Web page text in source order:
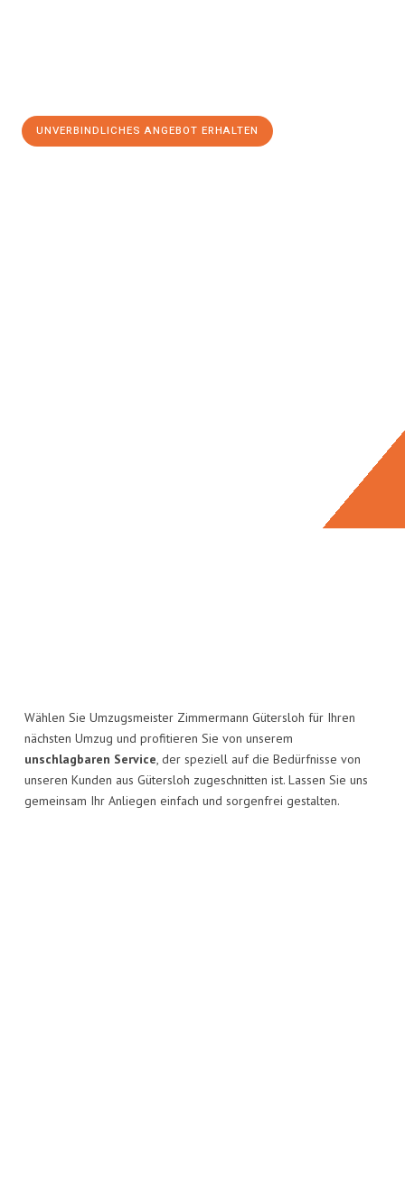
UNVERBINDLICHES ANGEBOT ERHALTEN
Wählen Sie Umzugsmeister Zimmermann Gütersloh für Ihren
nächsten Umzug und profitieren Sie von unserem
unschlagbaren Service, der speziell auf die Bedürfnisse von
unseren Kunden aus Gütersloh zugeschnitten ist. Lassen Sie uns
gemeinsam Ihr Anliegen einfach und sorgenfrei gestalten.